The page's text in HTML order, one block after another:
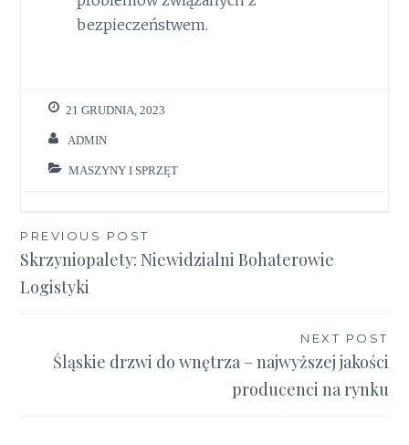
bezpieczeństwem.
21 GRUDNIA, 2023
ADMIN
MASZYNY I SPRZĘT
Nawigacja
wpisu
PREVIOUS POST
Skrzyniopalety: Niewidzialni Bohaterowie
Logistyki
NEXT POST
Śląskie drzwi do wnętrza – najwyższej jakości
producenci na rynku